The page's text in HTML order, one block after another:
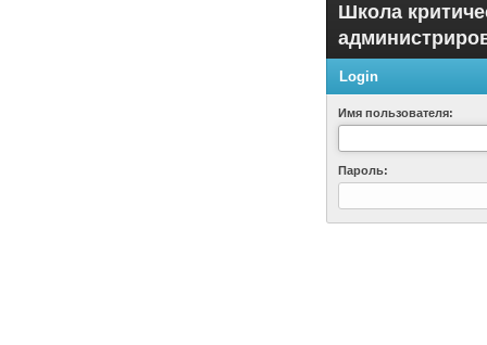
Школа
Login
Имя пользователя:
Пароль: